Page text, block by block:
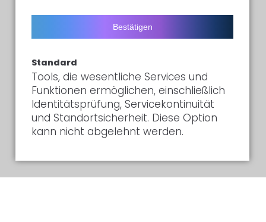
Bestätigen
Standard
Tools, die wesentliche Services und
Funktionen ermöglichen, einschließlich
Identitätsprüfung, Servicekontinuität
und Standortsicherheit. Diese Option
kann nicht abgelehnt werden.